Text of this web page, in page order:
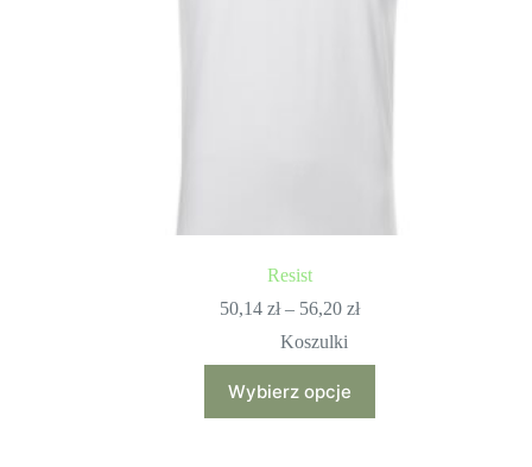
Resist
50,14 zł – 56,20 złZakres
50,14 zł
56,20 zł
Koszulki
Wybierz opcje
produkt
ma